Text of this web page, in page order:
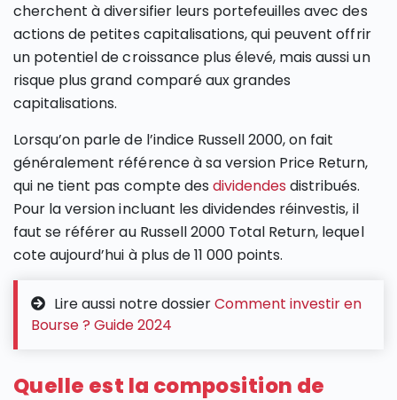
cherchent à diversifier leurs portefeuilles avec des
actions de petites capitalisations, qui peuvent offrir
un potentiel de croissance plus élevé, mais aussi un
risque plus grand comparé aux grandes
capitalisations.
Lorsqu’on parle de l’indice Russell 2000, on fait
généralement référence à sa version Price Return,
qui ne tient pas compte des dividendes distribués.
Pour la version incluant les dividendes réinvestis, il
faut se référer au Russell 2000 Total Return, lequel
cote aujourd’hui à plus de 11 000 points.
Lire aussi notre dossierComment investir en
Bourse ? Guide 2024
Quelle est la composition de